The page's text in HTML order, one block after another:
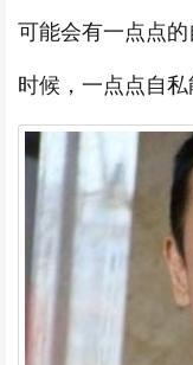
可能会有一点点
时候，一点点自私